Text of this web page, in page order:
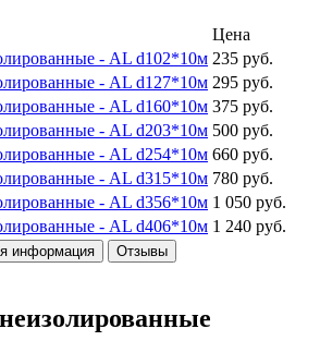
Цена
- AL d102*10м 235 руб.
- AL d127*10м 295 руб.
- AL d160*10м 375 руб.
- AL d203*10м 500 руб.
- AL d254*10м 660 руб.
- AL d315*10м 780 руб.
- AL d356*10м 1 050 руб.
- AL d406*10м 1 240 руб.
Подробная информация Отзывы